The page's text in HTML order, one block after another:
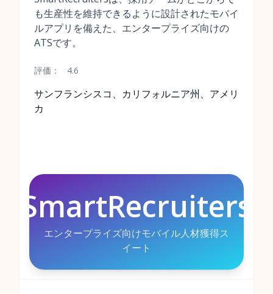
も生産性を維持できるように設計されたモバイ
ルアプリを備えた、エンタープライズ向けの
ATSです。
評価： 4.6
サンフランシスコ、カリフォルニア州、アメリ
カ
SmartRecruiters
エンタープライズ向けモバイル人材獲得ス
イート